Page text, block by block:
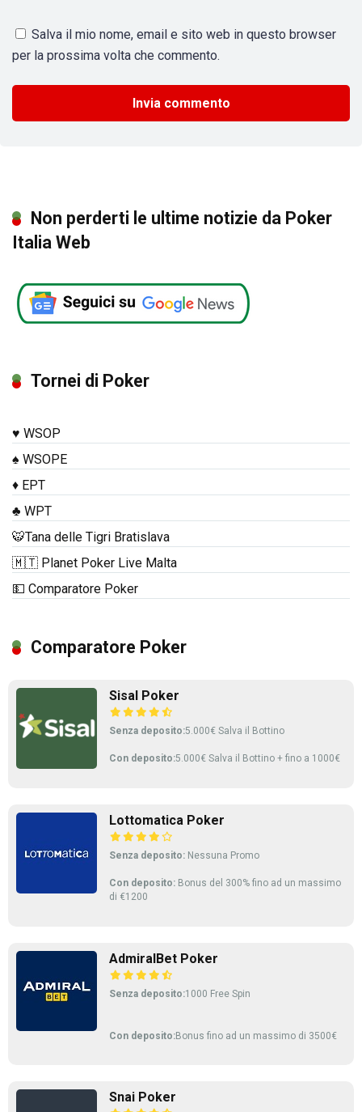
Salva il mio nome, email e sito web in questo browser
per la prossima volta che commento.
Non perderti le ultime notizie da Poker
Italia Web
Tornei di Poker
♥️ WSOP
♠️ WSOPE
♦️ EPT
♣️ WPT
🐯Tana delle Tigri Bratislava
🇲🇹 Planet Poker Live Malta
💵 Comparatore Poker
Comparatore Poker
Sisal Poker
Senza deposito:5.000€ Salva il Bottino
Con deposito:5.000€ Salva il Bottino + fino a 1000€
Lottomatica Poker
Senza deposito: Nessuna Promo
Con deposito: Bonus del 300% fino ad un massimo
di €1200
AdmiralBet Poker
Senza deposito:1000 Free Spin
Con deposito:Bonus fino ad un massimo di 3500€
Snai Poker